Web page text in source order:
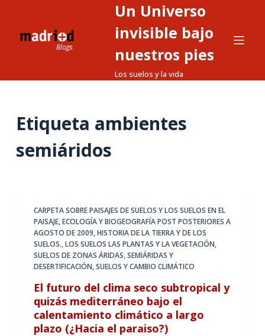
o
Un Universo
invisible bajo
nuestros pies
Los suelos y la vida
Etiqueta ambientes
semiáridos
CARPETA SOBRE PAISAJES DE SUELOS Y LOS SUELOS EN EL
PAISAJE,ECOLOGÍA Y BIOGEOGRAFÍA POST POSTERIORES A
AGOSTO DE 2009,HISTORIA DE LA TIERRA Y DE LOS
SUELOS.,LOS SUELOS LAS PLANTAS Y LA VEGETACIÓN,
SUELOS DE ZONAS ÁRIDAS, SEMIÁRIDAS Y
DESERTIFICACIÓN,SUELOS Y CAMBIO CLIMÁTICO
El futuro del clima seco subtropical y
quizás mediterráneo bajo el
calentamiento climático a largo
plazo (¿Hacia el paraiso?)